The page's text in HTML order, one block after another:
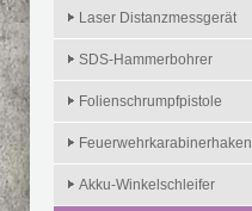
Laser Distanzmessgerät
SDS-Hammerbohrer
Folienschrumpfpistole
Feuerwehrkarabinerhaken
Akku-Winkelschleifer